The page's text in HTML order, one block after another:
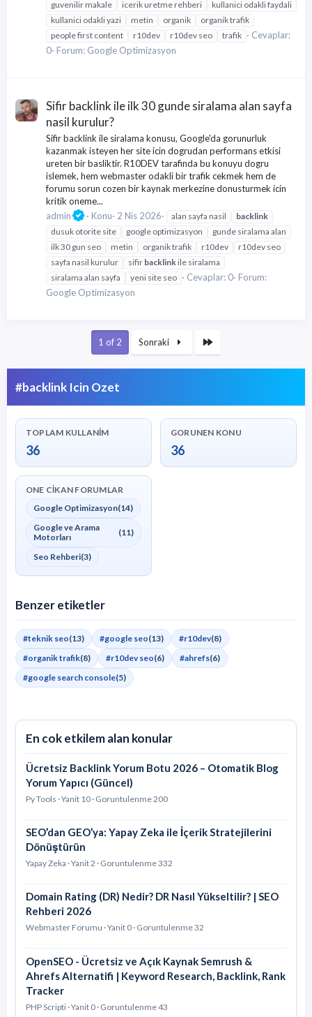
guvenilir makale icerik uretme rehberi
kullanici odakli faydali
kullanici odakli yazi
metin organik
organik trafik
people first content
r10dev r10dev seo trafik
Cevaplar:
0 Forum: Google Optimizasyon
Sifir backlink ile ilk 30 gunde siralama alan sayfa
nasil kurulur?
Sifir backlink ile siralama konusu, Google'da gorunurluk
kazanmak isteyen her site icin dogrudan performans etkisi
ureten bir basliktir. R10DEV tarafinda bu konuyu dogru
islemek, hem webmaster odakli bir trafik cekmek hem de
forumu sorun cozen bir kaynak merkezine donusturmek icin
kritik oneme...
admin
Konu 2 Nis 2026 alan sayfa nasil
backlink
dusuk otorite site
google optimizasyon
gunde siralama alan
ilk 30 gun seo
metin organik trafik r10dev
r10dev seo
sayfa nasil kurulur
sifir backlinkile siralama
siralama alan sayfa
yeni site seo Cevaplar: 0 Forum:
Google Optimizasyon
1 of 2 Sonraki
#backlink Icin Ozet
TOPLAM KULLANIM
36
GORUNEN KONU
36
ONE CIKAN FORUMLAR
Google Optimizasyon(14)
Google ve Arama
Motorları
(11)
Seo Rehberi(3)
Benzer etiketler
#teknik seo(13) #google seo(13) #r10dev(8)
#organik trafik(8) #r10dev seo(6) #ahrefs(6)
#google search console(5)
En cok etkilem alan konular
Ücretsiz Backlink Yorum Botu 2026 – Otomatik Blog
Yorum Yapıcı (Güncel)
Py Tools · Yanit 10 · Goruntulenme 200
SEO’dan GEO’ya: Yapay Zeka ile İçerik Stratejilerini
Dönüştürün
Yapay Zeka · Yanit 2 · Goruntulenme 332
Domain Rating (DR) Nedir? DR Nasıl Yükseltilir? | SEO
Rehberi 2026
Webmaster Forumu · Yanit 0 · Goruntulenme 32
OpenSEO - Ücretsiz ve Açık Kaynak Semrush &
Ahrefs Alternatifi | Keyword Research, Backlink, Rank
Tracker
PHP Scripti · Yanit 0 · Goruntulenme 43